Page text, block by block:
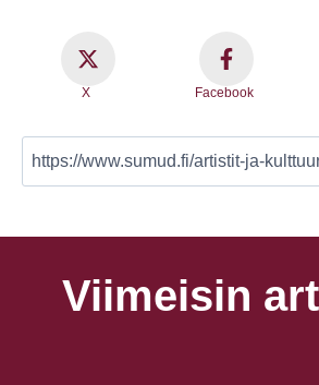
X Facebook
Viimeisin